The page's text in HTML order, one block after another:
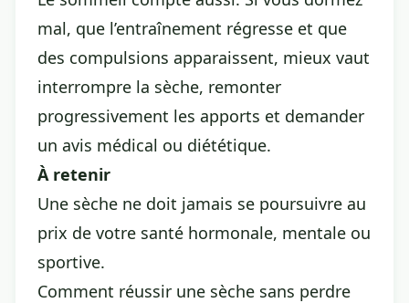
mal, que l’entraînement régresse et que
des compulsions apparaissent, mieux vaut
interrompre la sèche, remonter
progressivement les apports et demander
un avis médical ou diététique.
À retenir
Une sèche ne doit jamais se poursuivre au
prix de votre santé hormonale, mentale ou
sportive.
Comment réussir une sèche sans perdre